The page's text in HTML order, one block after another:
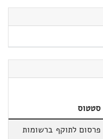
סטטוס
פרסום לתוקף ברשומות